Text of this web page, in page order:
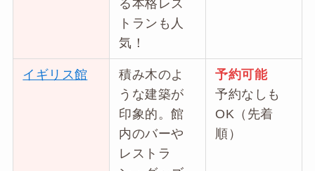
る本格レス
トランも人
気！
イギリス館
積み木のよ
うな建築が
印象的。館
内のバーや
レストラ
予約可能
予約なしも
OK（先着
順）